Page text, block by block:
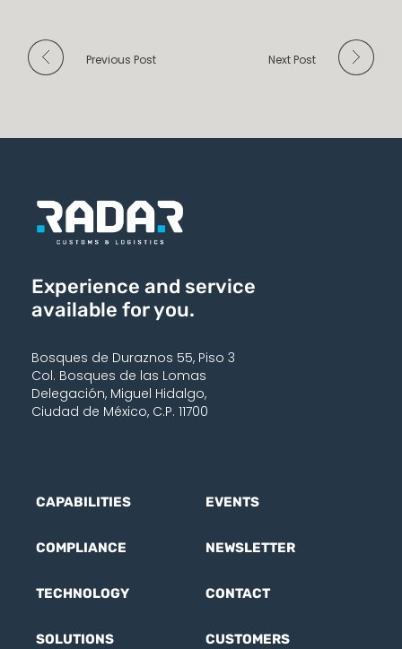
Previous Post Next Post
Experience and service
available for you.
Bosques de Duraznos 55, Piso 3
Col. Bosques de las Lomas
Delegación, Miguel Hidalgo,
Ciudad de México, C.P. 11700
CAPABILITIES
COMPLIANCE
TECHNOLOGY
SOLUTIONS
EVENTS
NEWSLETTER
CONTACT
CUSTOMERS